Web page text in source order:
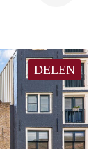
DELEN